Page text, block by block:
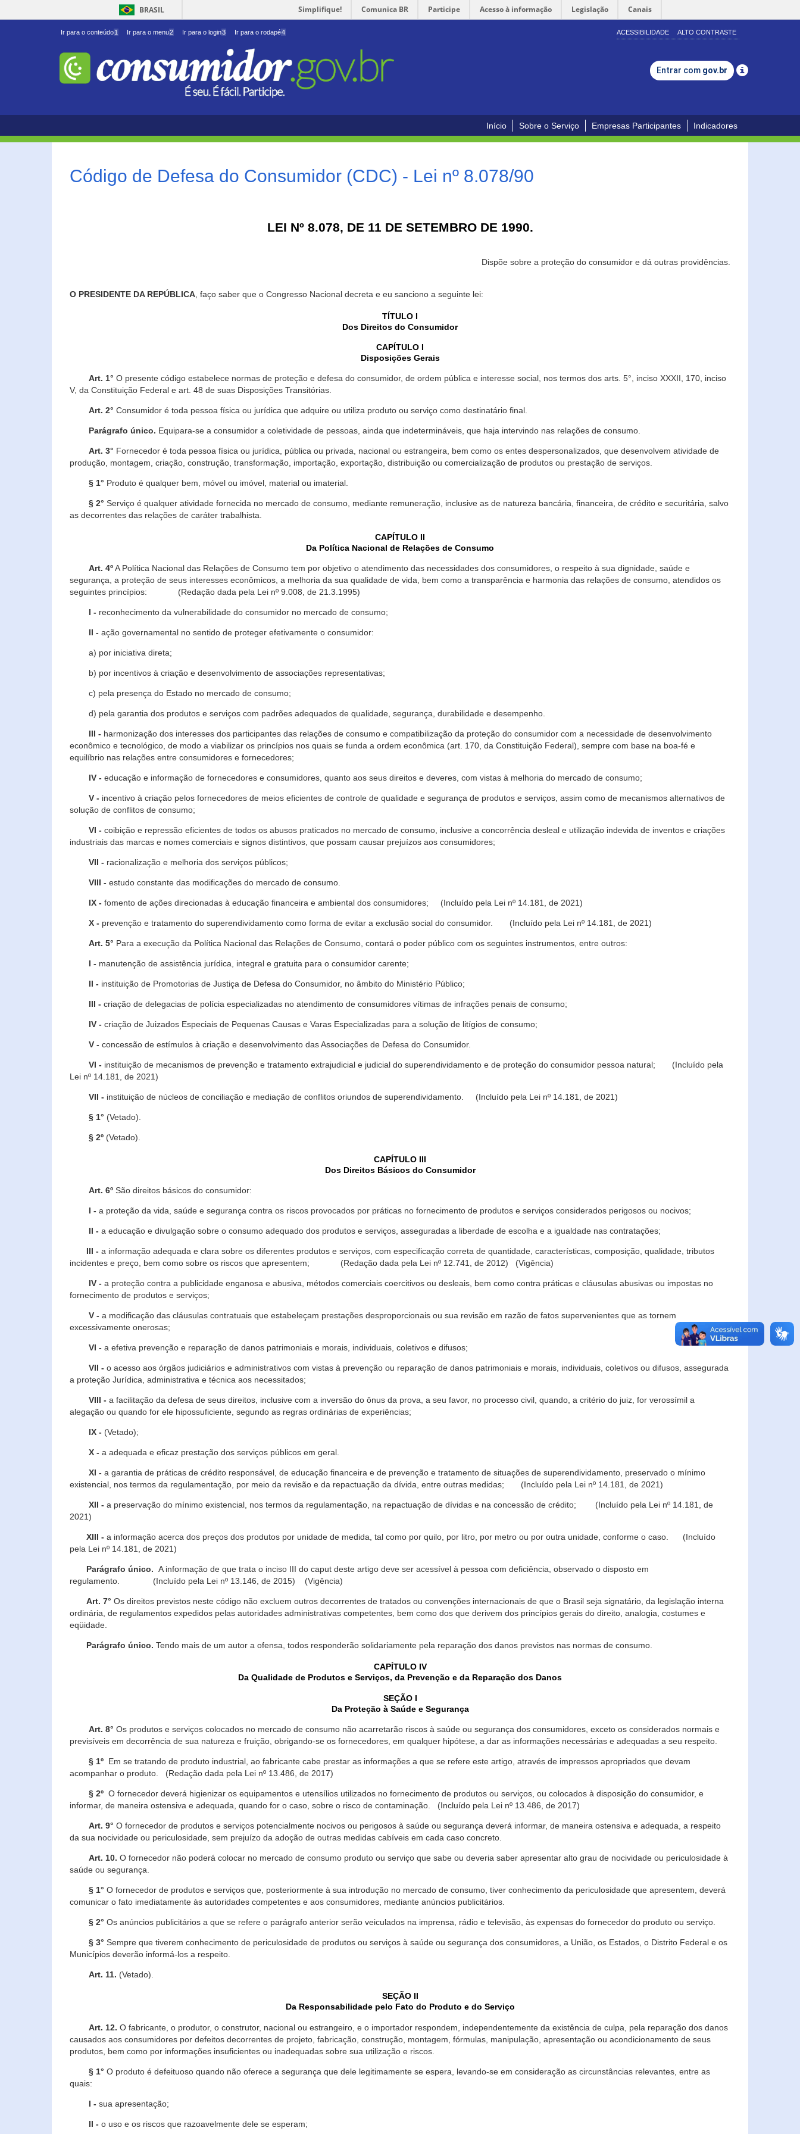
BRASIL Simplifique! Comunica BR Participe Acesso à informação Legislação Canais
Ir para o conteúdo1 Ir para o menu2 Ir para o login3 Ir para o rodapé4 ACESSIBILIDADE ALTO CONTRASTE
Entrar com gov.br
Início Sobre o Serviço Empresas Participantes Indicadores
Código de Defesa do Consumidor (CDC) - Lei nº 8.078/90
LEI Nº 8.078, DE 11 DE SETEMBRO DE 1990.
Dispõe sobre a proteção do consumidor e dá outras providências.
O PRESIDENTE DA REPÚBLICA, faço saber que o Congresso Nacional decreta e eu sanciono a seguinte lei:
TÍTULO I
Dos Direitos do Consumidor
CAPÍTULO I
Disposições Gerais
Art. 1° O presente código estabelece normas de proteção e defesa do consumidor, de ordem pública e interesse social, nos termos dos arts. 5°, inciso XXXII, 170, inciso
V, da Constituição Federal e art. 48 de suas Disposições Transitórias.
Art. 2° Consumidor é toda pessoa física ou jurídica que adquire ou utiliza produto ou serviço como destinatário final.
Parágrafo único. Equipara-se a consumidor a coletividade de pessoas, ainda que indetermináveis, que haja intervindo nas relações de consumo.
Art. 3° Fornecedor é toda pessoa física ou jurídica, pública ou privada, nacional ou estrangeira, bem como os entes despersonalizados, que desenvolvem atividade de
produção, montagem, criação, construção, transformação, importação, exportação, distribuição ou comercialização de produtos ou prestação de serviços.
§ 1° Produto é qualquer bem, móvel ou imóvel, material ou imaterial.
§ 2° Serviço é qualquer atividade fornecida no mercado de consumo, mediante remuneração, inclusive as de natureza bancária, financeira, de crédito e securitária, salvo
as decorrentes das relações de caráter trabalhista.
CAPÍTULO II
Da Política Nacional de Relações de Consumo
Art. 4ºA Política Nacional das Relações de Consumo tem por objetivo o atendimento das necessidades dos consumidores, o respeito à sua dignidade, saúde e
segurança, a proteção de seus interesses econômicos, a melhoria da sua qualidade de vida, bem como a transparência e harmonia das relações de consumo, atendidos os
seguintes princípios: (Redação dada pela Lei nº 9.008, de 21.3.1995)
I - reconhecimento da vulnerabilidade do consumidor no mercado de consumo;
II - ação governamental no sentido de proteger efetivamente o consumidor:
a) por iniciativa direta;
b) por incentivos à criação e desenvolvimento de associações representativas;
c) pela presença do Estado no mercado de consumo;
d) pela garantia dos produtos e serviços com padrões adequados de qualidade, segurança, durabilidade e desempenho.
III - harmonização dos interesses dos participantes das relações de consumo e compatibilização da proteção do consumidor com a necessidade de desenvolvimento
econômico e tecnológico, de modo a viabilizar os princípios nos quais se funda a ordem econômica (art. 170, da Constituição Federal), sempre com base na boa-fé e
equilíbrio nas relações entre consumidores e fornecedores;
IV - educação e informação de fornecedores e consumidores, quanto aos seus direitos e deveres, com vistas à melhoria do mercado de consumo;
V - incentivo à criação pelos fornecedores de meios eficientes de controle de qualidade e segurança de produtos e serviços, assim como de mecanismos alternativos de
solução de conflitos de consumo;
VI - coibição e repressão eficientes de todos os abusos praticados no mercado de consumo, inclusive a concorrência desleal e utilização indevida de inventos e criações
industriais das marcas e nomes comerciais e signos distintivos, que possam causar prejuízos aos consumidores;
VII - racionalização e melhoria dos serviços públicos;
VIII - estudo constante das modificações do mercado de consumo.
IX - fomento de ações direcionadas à educação financeira e ambiental dos consumidores; (Incluído pela Lei nº 14.181, de 2021)
X - prevenção e tratamento do superendividamento como forma de evitar a exclusão social do consumidor. (Incluído pela Lei nº 14.181, de 2021)
Art. 5° Para a execução da Política Nacional das Relações de Consumo, contará o poder público com os seguintes instrumentos, entre outros:
I - manutenção de assistência jurídica, integral e gratuita para o consumidor carente;
II - instituição de Promotorias de Justiça de Defesa do Consumidor, no âmbito do Ministério Público;
III - criação de delegacias de polícia especializadas no atendimento de consumidores vítimas de infrações penais de consumo;
IV - criação de Juizados Especiais de Pequenas Causas e Varas Especializadas para a solução de litígios de consumo;
V - concessão de estímulos à criação e desenvolvimento das Associações de Defesa do Consumidor.
VI - instituição de mecanismos de prevenção e tratamento extrajudicial e judicial do superendividamento e de proteção do consumidor pessoa natural; (Incluído pela
Lei nº 14.181, de 2021)
VII - instituição de núcleos de conciliação e mediação de conflitos oriundos de superendividamento. (Incluído pela Lei nº 14.181, de 2021)
§ 1° (Vetado).
§ 2º (Vetado).
CAPÍTULO III
Dos Direitos Básicos do Consumidor
Art. 6º São direitos básicos do consumidor:
I - a proteção da vida, saúde e segurança contra os riscos provocados por práticas no fornecimento de produtos e serviços considerados perigosos ou nocivos;
II - a educação e divulgação sobre o consumo adequado dos produtos e serviços, asseguradas a liberdade de escolha e a igualdade nas contratações;
III - a informação adequada e clara sobre os diferentes produtos e serviços, com especificação correta de quantidade, características, composição, qualidade, tributos
incidentes e preço, bem como sobre os riscos que apresentem; (Redação dada pela Lei nº 12.741, de 2012) (Vigência)
IV - a proteção contra a publicidade enganosa e abusiva, métodos comerciais coercitivos ou desleais, bem como contra práticas e cláusulas abusivas ou impostas no
fornecimento de produtos e serviços;
V - a modificação das cláusulas contratuais que estabeleçam prestações desproporcionais ou sua revisão em razão de fatos supervenientes que as tornem
excessivamente onerosas;
VI - a efetiva prevenção e reparação de danos patrimoniais e morais, individuais, coletivos e difusos;
VII - o acesso aos órgãos judiciários e administrativos com vistas à prevenção ou reparação de danos patrimoniais e morais, individuais, coletivos ou difusos, assegurada
a proteção Jurídica, administrativa e técnica aos necessitados;
VIII - a facilitação da defesa de seus direitos, inclusive com a inversão do ônus da prova, a seu favor, no processo civil, quando, a critério do juiz, for verossímil a
alegação ou quando for ele hipossuficiente, segundo as regras ordinárias de experiências;
IX - (Vetado);
X - a adequada e eficaz prestação dos serviços públicos em geral.
XI - a garantia de práticas de crédito responsável, de educação financeira e de prevenção e tratamento de situações de superendividamento, preservado o mínimo
existencial, nos termos da regulamentação, por meio da revisão e da repactuação da dívida, entre outras medidas; (Incluído pela Lei nº 14.181, de 2021)
XII - a preservação do mínimo existencial, nos termos da regulamentação, na repactuação de dívidas e na concessão de crédito; (Incluído pela Lei nº 14.181, de
2021)
XIII - a informação acerca dos preços dos produtos por unidade de medida, tal como por quilo, por litro, por metro ou por outra unidade, conforme o caso. (Incluído
pela Lei nº 14.181, de 2021)
Parágrafo único. A informação de que trata o inciso III do caput deste artigo deve ser acessível à pessoa com deficiência, observado o disposto em
regulamento. (Incluído pela Lei nº 13.146, de 2015) (Vigência)
Art. 7° Os direitos previstos neste código não excluem outros decorrentes de tratados ou convenções internacionais de que o Brasil seja signatário, da legislação interna
ordinária, de regulamentos expedidos pelas autoridades administrativas competentes, bem como dos que derivem dos princípios gerais do direito, analogia, costumes e
eqüidade.
Parágrafo único. Tendo mais de um autor a ofensa, todos responderão solidariamente pela reparação dos danos previstos nas normas de consumo.
CAPÍTULO IV
Da Qualidade de Produtos e Serviços, da Prevenção e da Reparação dos Danos
SEÇÃO I
Da Proteção à Saúde e Segurança
Art. 8° Os produtos e serviços colocados no mercado de consumo não acarretarão riscos à saúde ou segurança dos consumidores, exceto os considerados normais e
previsíveis em decorrência de sua natureza e fruição, obrigando-se os fornecedores, em qualquer hipótese, a dar as informações necessárias e adequadas a seu respeito.
§ 1º Em se tratando de produto industrial, ao fabricante cabe prestar as informações a que se refere este artigo, através de impressos apropriados que devam
acompanhar o produto. (Redação dada pela Lei nº 13.486, de 2017)
§ 2º O fornecedor deverá higienizar os equipamentos e utensílios utilizados no fornecimento de produtos ou serviços, ou colocados à disposição do consumidor, e
informar, de maneira ostensiva e adequada, quando for o caso, sobre o risco de contaminação. (Incluído pela Lei nº 13.486, de 2017)
Art. 9° O fornecedor de produtos e serviços potencialmente nocivos ou perigosos à saúde ou segurança deverá informar, de maneira ostensiva e adequada, a respeito
da sua nocividade ou periculosidade, sem prejuízo da adoção de outras medidas cabíveis em cada caso concreto.
Art. 10. O fornecedor não poderá colocar no mercado de consumo produto ou serviço que sabe ou deveria saber apresentar alto grau de nocividade ou periculosidade à
saúde ou segurança.
§ 1° O fornecedor de produtos e serviços que, posteriormente à sua introdução no mercado de consumo, tiver conhecimento da periculosidade que apresentem, deverá
comunicar o fato imediatamente às autoridades competentes e aos consumidores, mediante anúncios publicitários.
§ 2° Os anúncios publicitários a que se refere o parágrafo anterior serão veiculados na imprensa, rádio e televisão, às expensas do fornecedor do produto ou serviço.
§ 3° Sempre que tiverem conhecimento de periculosidade de produtos ou serviços à saúde ou segurança dos consumidores, a União, os Estados, o Distrito Federal e os
Municípios deverão informá-los a respeito.
Art. 11. (Vetado).
SEÇÃO II
Da Responsabilidade pelo Fato do Produto e do Serviço
Art. 12. O fabricante, o produtor, o construtor, nacional ou estrangeiro, e o importador respondem, independentemente da existência de culpa, pela reparação dos danos
causados aos consumidores por defeitos decorrentes de projeto, fabricação, construção, montagem, fórmulas, manipulação, apresentação ou acondicionamento de seus
produtos, bem como por informações insuficientes ou inadequadas sobre sua utilização e riscos.
§ 1° O produto é defeituoso quando não oferece a segurança que dele legitimamente se espera, levando-se em consideração as circunstâncias relevantes, entre as
quais:
I - sua apresentação;
II - o uso e os riscos que razoavelmente dele se esperam;